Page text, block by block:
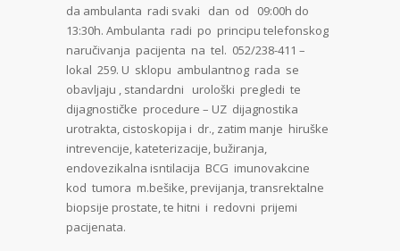
da ambulanta radi svaki dan od 09:00h do
13:30h. Ambulanta radi po principu telefonskog
naručivanja pacijenta na tel. 052/238-411 –
lokal 259. U sklopu ambulantnog rada se
obavljaju , standardni urološki pregledi te
dijagnostičke procedure – UZ dijagnostika
urotrakta, cistoskopija i dr., zatim manje hiruške
intrevencije, kateterizacije, bužiranja,
endovezikalna isntilacija BCG imunovakcine
kod tumora m.bešike, previjanja, transrektalne
biopsije prostate, te hitni i redovni prijemi
pacijenata.